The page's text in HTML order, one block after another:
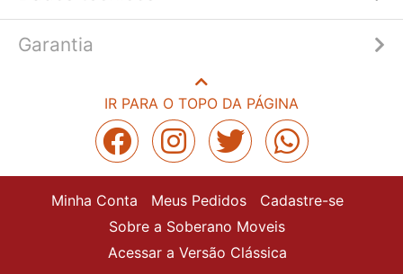
Garantia
IR PARA O TOPO DA PÁGINA
Minha Conta Meus Pedidos
Cadastre-se
Sobre a Soberano Moveis
Acessar a Versão Clássica